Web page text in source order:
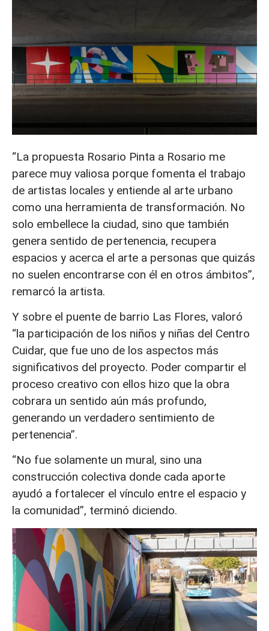
“La propuesta Rosario Pinta a Rosario me
parece muy valiosa porque fomenta el trabajo
de artistas locales y entiende al arte urbano
como una herramienta de transformación. No
solo embellece la ciudad, sino que también
genera sentido de pertenencia, recupera
espacios y acerca el arte a personas que quizás
no suelen encontrarse con él en otros ámbitos”,
remarcó la artista.
Y sobre el puente de barrio Las Flores, valoró
“la participación de los niños y niñas del Centro
Cuidar, que fue uno de los aspectos más
significativos del proyecto. Poder compartir el
proceso creativo con ellos hizo que la obra
cobrara un sentido aún más profundo,
generando un verdadero sentimiento de
pertenencia”.
“No fue solamente un mural, sino una
construcción colectiva donde cada aporte
ayudó a fortalecer el vínculo entre el espacio y
la comunidad”, terminó diciendo.